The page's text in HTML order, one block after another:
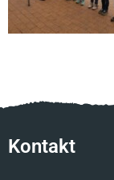
Kontakt